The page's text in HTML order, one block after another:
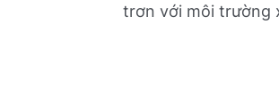
trơn với môi trường